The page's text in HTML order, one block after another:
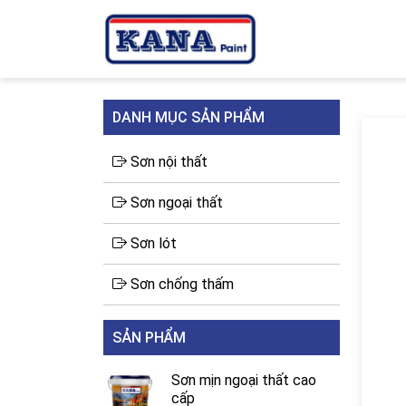
DANH MỤC SẢN PHẨM
Sơn nội thất
Sơn ngoại thất
Sơn lót
Sơn chống thấm
SẢN PHẨM
Sơn mịn ngoại thất cao
cấp